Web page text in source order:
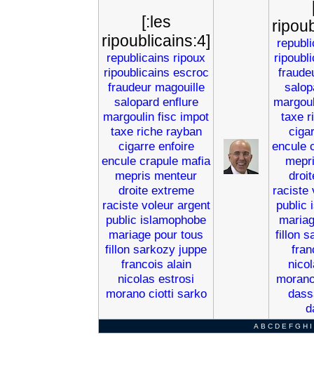
[:les
ripoublicains:4]
republicains ripoux
ripoublicains escroc
fraudeur magouille
salopard enflure
margoulin fisc impot
taxe riche rayban
cigarre enfoire
encule crapule mafia
mepris menteur
droite extreme
raciste voleur argent
public islamophobe
mariage pour tous
fillon sarkozy juppe
francois alain
nicolas estrosi
morano ciotti sarko
taxe
encule
raciste
public
fillon
A B C D E F G H I